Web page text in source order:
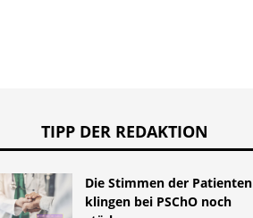
TIPP DER REDAKTION
Die Stimmen der Patienten
klingen bei PSChO noch